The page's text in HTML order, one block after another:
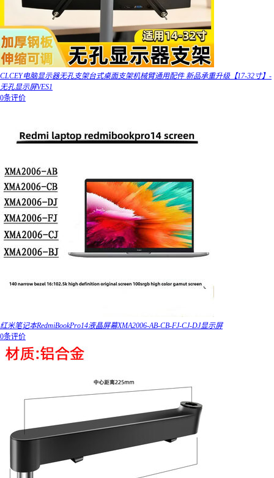
CLCEY电脑显示器无孔支架台式桌面支架机械臂通用配件 新品承重升级【17-32寸】-
无孔显示屏VES1
0条评价
红米笔记本RedmiBookPro14液晶屏幕XMA2006-AB-CB-FJ-CJ-DJ显示屏
0条评价